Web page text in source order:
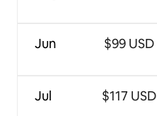
Jun
Jul
$99 USD
$117 USD